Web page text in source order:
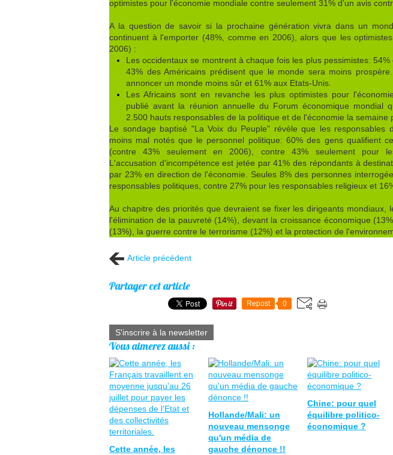
optimistes pour l'économie mondiale contre seulement 31% d'un avis
A la question de savoir si la prochaine génération vivra dans un
continuent à l'emporter (48%, comme en 2006), alors que les
2006) :
Les occidentaux se montrent à chaque fois les plus pessimistes:
43% des Américains prédisent que le monde sera moins
annoncer un monde moins sûr et 61% aux Etats-Unis.
Les Africains sont en revanche les plus optimistes pour
publié avant la réunion annuelle du Forum économique mondial
2.500 hauts responsables de la politique et de l'économie la semaine
Le sondage baptisé "La Voix du Peuple" révèle que les responsables
moins mal notés que le personnel politique: 60% des gens qualifient
(contre 43% seulement en 2006), contre 43% seulement pour
L'accusation d'incompétence est jetée par 41% des répondants à
par 23% en direction de l'économie. Seules 8% des personnes
responsables politiques, contre 27% pour les responsables religieux et
Au chapitre des priorités que devraient se fixer les dirigeants mondiaux,
l'élimination de la pauvreté (14%), devant la croissance économique
(13%), la guerre contre le terrorisme (12%) et la protection de
Article précédent
Partager cet article
Repost 0
S'inscrire à la newsletter
Vous aimerez aussi :
Cette année, les
Hollande/Mali: un
nouveau mensonge
qu'un média de
gauche dénonce !!
Chine: pour quel
équilibre politico-
économique ?